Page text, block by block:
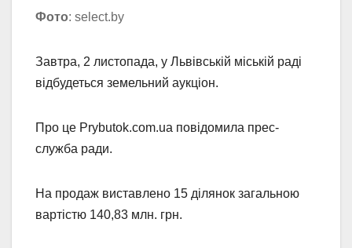
Фото: select.by
Завтра, 2 листопада, у Львівській міській раді
відбудеться земельний аукціон.
Про це Prybutok.com.ua повідомила прес-
служба ради.
На продаж виставлено 15 ділянок загальною
вартістю 140,83 млн. грн.